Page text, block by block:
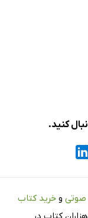
کنید.
صوتی و خرید کتاب